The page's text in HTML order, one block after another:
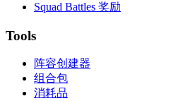
Squad Battles 奖励
Tools
阵容创建器
组合包
消耗品